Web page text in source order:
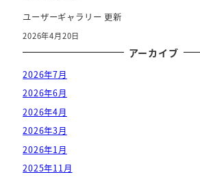
ユーザーギャラリー 更新
2026年4月20日
アーカイブ
2026年7月
2026年6月
2026年4月
2026年3月
2026年1月
2025年11月